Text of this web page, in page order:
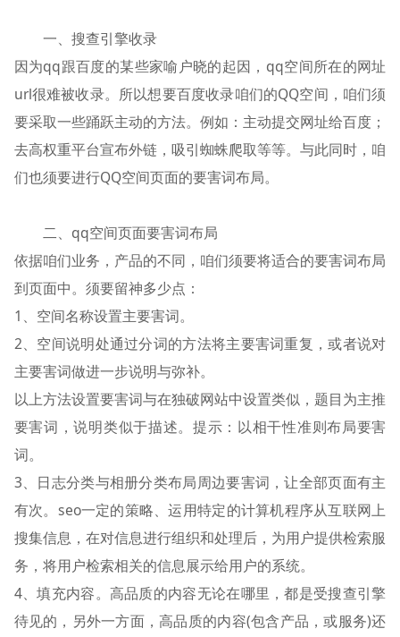
一、搜查引擎收录
因为qq跟百度的某些家喻户晓的起因，qq空间所在的网址
url很难被收录。所以想要百度收录咱们的QQ空间，咱们须
要采取一些踊跃主动的方法。例如：主动提交网址给百度；
去高权重平台宣布外链，吸引蜘蛛爬取等等。与此同时，咱
们也须要进行QQ空间页面的要害词布局。
二、qq空间页面要害词布局
依据咱们业务，产品的不同，咱们须要将适合的要害词布局
到页面中。须要留神多少点：
1、空间名称设置主要害词。
2、空间说明处通过分词的方法将主要害词重复，或者说对
主要害词做进一步说明与弥补。
以上方法设置要害词与在独破网站中设置类似，题目为主推
要害词，说明类似于描述。提示：以相干性准则布局要害
词。
3、日志分类与相册分类布局周边要害词，让全部页面有主
有次。seo一定的策略、运用特定的计算机程序从互联网上
搜集信息，在对信息进行组织和处理后，为用户提供检索服
务，将用户检索相关的信息展示给用户的系统。
4、填充内容。高品质的内容无论在哪里，都是受搜查引擎
待见的，另外一方面，高品质的内容(包含产品，或服务)还